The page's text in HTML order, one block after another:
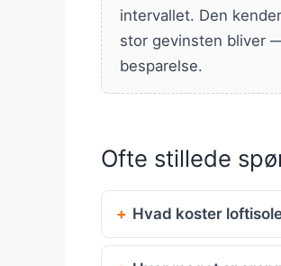
intervallet. Den
stor gevinsten bliver
besparelse.
Ofte stillede
Hvad koster